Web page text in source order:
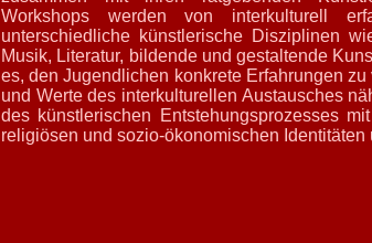
Workshops werden von interkulturell
unterschiedliche künstlerische Disziplinen
Musik, Literatur, bildende und gestaltende
es, den Jugendlichen konkrete Erfahrungen
und Werte des interkulturellen Austausches
des künstlerischen Entstehungsprozesses
religiösen und sozio-ökonomischen